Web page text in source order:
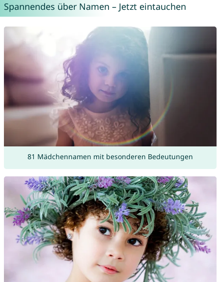
Spannendes über Namen – Jetzt eintauchen
81 Mädchennamen mit besonderen Bedeutungen